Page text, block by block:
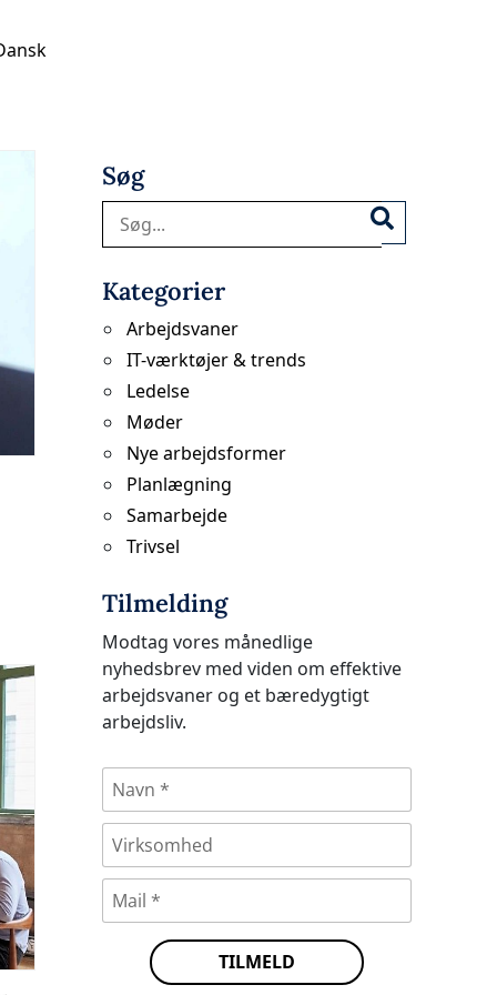
Søg
Kategorier
Arbejdsvaner
IT-værktøjer & trends
Ledelse
Møder
Nye arbejdsformer
Planlægning
Samarbejde
Trivsel
Tilmelding
Modtag vores månedlige
nyhedsbrev med viden om effektive
arbejdsvaner og et bæredygtigt
arbejdsliv.
N
v
n
*
V
r
V
r
s
M
i
TILMELD